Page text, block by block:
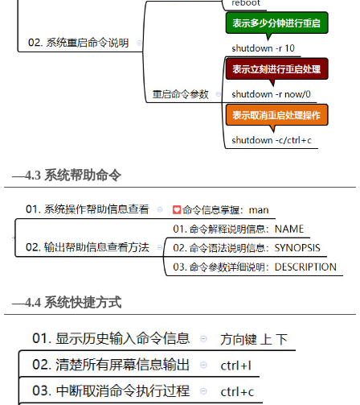
—4.3 系统帮助命令
—4.4 系统快捷方式